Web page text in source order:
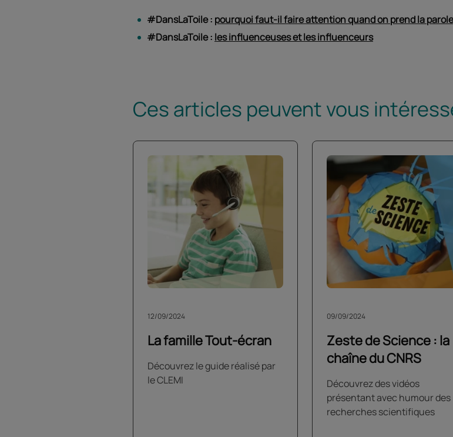
#DansLaToile : pourquoi faut-il faire attention quand on prend la
#DansLaToile : les influenceuses et les influenceurs
Ces articles peuvent vous
La famille Tout-écran
12/09/2024
Découvrez le guide réalisé par
le CLEMI
Zeste de Science : la
chaîne du CNRS
09/09/2024
Découvrez des vidéos
présentant avec humour des
recherches scientifiques